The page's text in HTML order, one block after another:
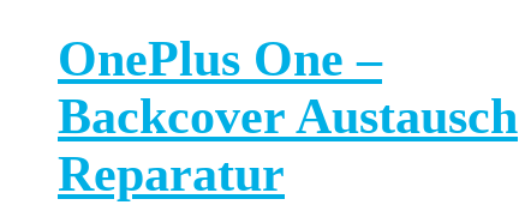
OnePlus One –
Backcover Austausch
Reparatur